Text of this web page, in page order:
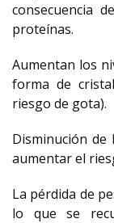
consecuencia
proteínas.
Aumentan los
forma de
riesgo de gota).
Disminución de
aumentar el
La pérdida de
lo que se